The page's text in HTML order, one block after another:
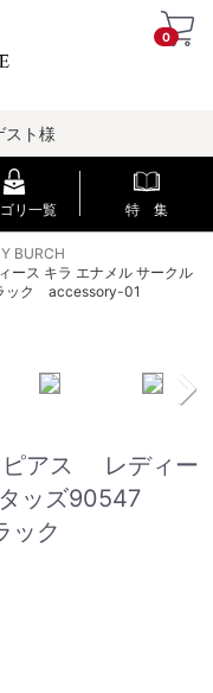
0
スト様
リ一覧 特 集
BURCH
ース キラ エナメル サークル
ック accessory-01
ピアス レディー
タッズ90547
ック